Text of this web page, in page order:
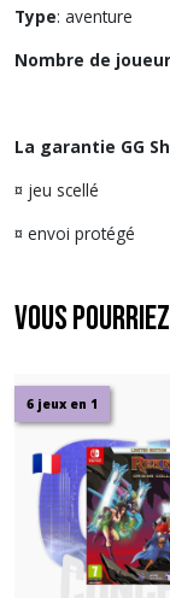
Type: aventure
Nombre de
La garantie GG
¤ jeu scellé
¤ envoi protégé
Vous
6 jeux en 1